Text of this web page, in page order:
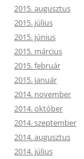
2015. augusztus
2015. július
2015. június
2015. március
2015. február
2015. január
2014. november
2014. október
2014. szeptember
2014. augusztus
2014. július